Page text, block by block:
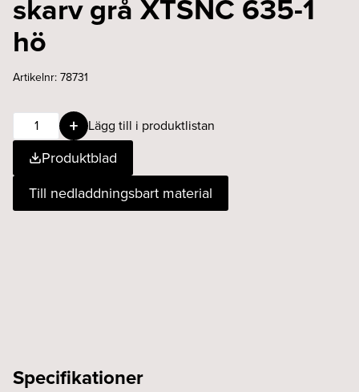
skarv grå XTSNC 635-1
hö
Artikelnr:78731
Global
trac
Pulse
3F
skarv
Lägg till i produktlistan
Produktblad
Till nedladdningsbart material
Specifikationer